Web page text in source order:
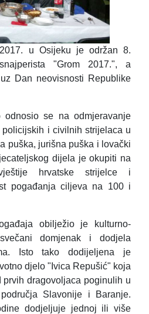
u Osijeku je održan 8.
"Grom 2017.", a
Dan neovisnosti Republike
odnosio se na odmjeravanje
i civilnih strijelaca u
puška, jurišna puška i lovački
dijela je okupiti na
hrvatske strijelce i
pogađanja ciljeva na 100 i
obilježio je kulturno-
domjenak i dodjela
Isto tako dodijeljena je
djelo "Ivica Repušić" koja
dragovoljaca poginulih u
Slavonije i Baranje.
dodjeljuje jednoj ili više